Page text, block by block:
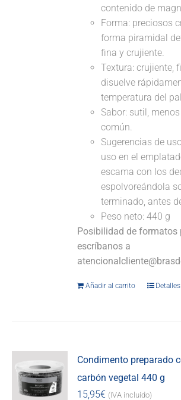
contenido de
Forma: preciosos
forma piramidal
fina y crujiente.
Textura: crujiente,
disuelve
temperatura del
Sabor: sutil,
común.
Sugerencias de
uso en el
escama con los
espolvoreándola
terminado, antes
Peso neto: 440 g
Posibilidad de formatos
escríbanos a
Añadir al carrito Detalles
Condimento preparado
carbón vegetal 440 g
15,95€ (IVA incluido)